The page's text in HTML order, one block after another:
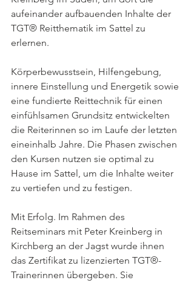
aufeinander aufbauenden Inhalte der
TGT® Reitthematik im Sattel zu
erlernen.
Körperbewusstsein, Hilfengebung,
innere Einstellung und Energetik sowie
eine fundierte Reittechnik für einen
einfühlsamen Grundsitz entwickelten
die Reiterinnen so im Laufe der letzten
eineinhalb Jahre. Die Phasen zwischen
den Kursen nutzen sie optimal zu
Hause im Sattel, um die Inhalte weiter
zu vertiefen und zu festigen.
Mit Erfolg. Im Rahmen des
Reitseminars mit Peter Kreinberg in
Kirchberg an der Jagst wurde ihnen
das Zertifikat zu lizenzierten TGT®-
Trainerinnen übergeben. Sie